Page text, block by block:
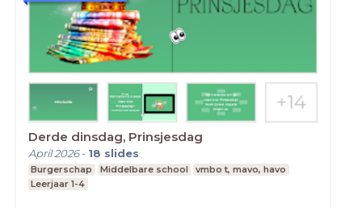
Derde dinsdag, Prinsjesdag
April 2026- 18 slides
Burgerschap Middelbare school
vmbo t, mavo, havo
Leerjaar 1-4